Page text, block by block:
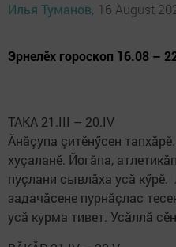
Илья Туманов, 16 August
Эрнелӗх гороскоп 16.08 –
ТАКА 21.III – 20.IV
Ăнăçупа çитӗнӳсен
хуçаланӗ. Йогăпа,
пуçлани сывлăха усă
задачăсене пурнăçлас
усă курма тивет. Усăллă